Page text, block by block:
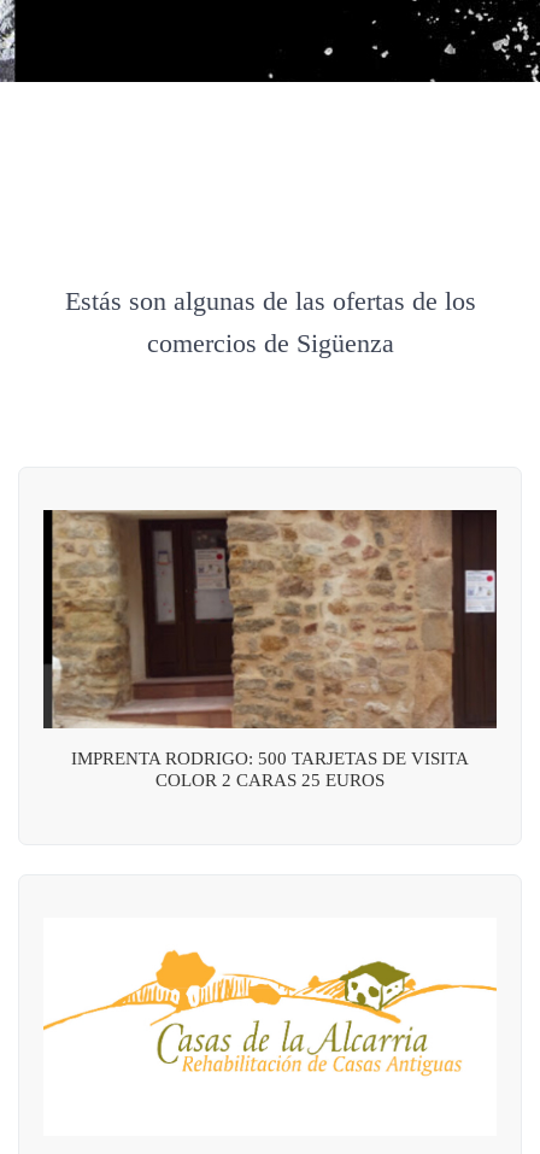
Estás son algunas de las ofertas de los
comercios de Sigüenza
IMPRENTA RODRIGO: 500 TARJETAS DE VISITA
COLOR 2 CARAS 25 EUROS